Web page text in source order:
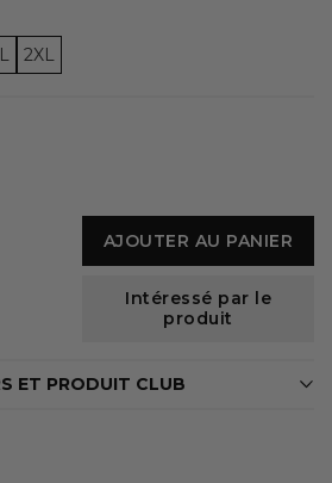
2XL
AJOUTER AU PANIER
Intéressé par le
produit
ET PRODUIT CLUB